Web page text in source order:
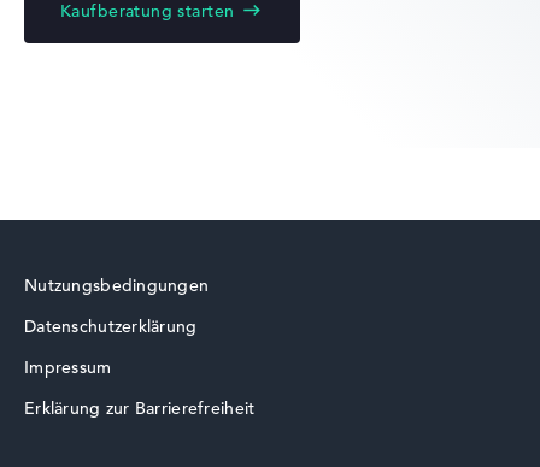
Lenovo ThinkPad
Kaufberatung starten
Nutzungsbedingungen
Datenschutzerklärung
Impressum
Erklärung zur Barrierefreiheit